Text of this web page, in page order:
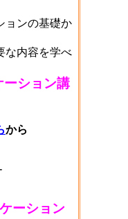
ョンの基礎か
な内容を学べ
ーション講
から
ーション